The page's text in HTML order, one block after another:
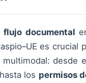
flujo documental
es crucial
desde
hasta los permisos